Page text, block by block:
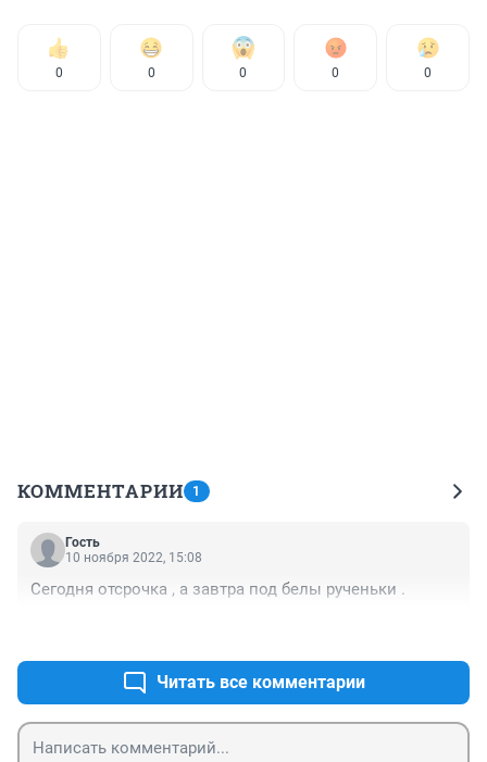
0 0 0 0 0
КОММЕНТАРИИ 1
Гость
10 ноября 2022, 15:08
Сегодня отсрочка , а завтра под белы рученьки .
Читать все комментарии